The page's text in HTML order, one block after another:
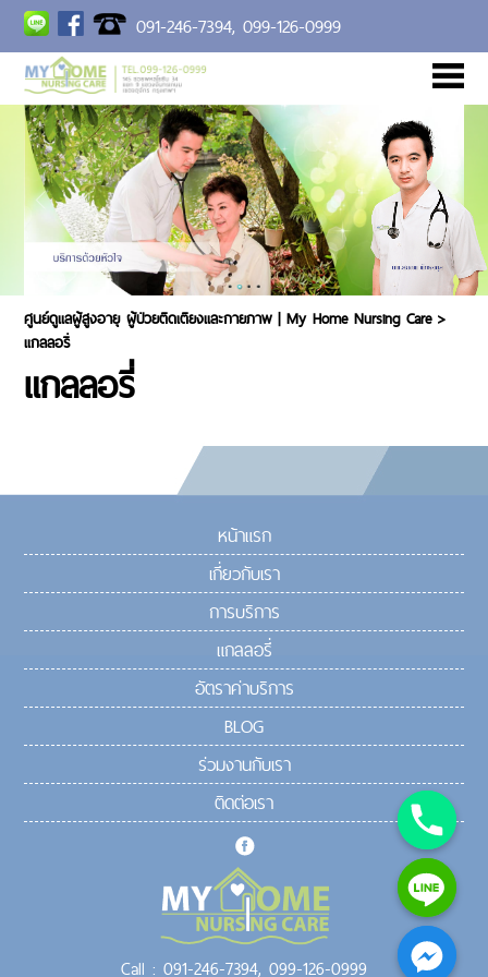
091-246-7394, 099-126-0999
หน้าแรก
การบริการ
อัตราค่าบริการ
BLOG
ศูนย์ดูแลผู้สูงอายุ ผู้ป่วยติดเตียงและกายภาพ | My Home Nursing Care>
แกลลอรี่
แกลลอรี่
หน้าแรก
เกี่ยวกับเรา
การบริการ
แกลลอรี่
อัตราค่าบริการ
BLOG
ร่วมงานกับเรา
ติดต่อเรา
Call : 091-246-7394, 099-126-0999 chaty